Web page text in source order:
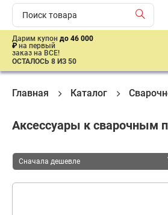
Дарим купон до 46 000
₽ на первый
заказ на ВСЕ!
ОСТАЛОСЬ 8 ИЗ 50
Главная Каталог
Аксессуары к сварочным
Сначала дешевле
Сначала дешевле